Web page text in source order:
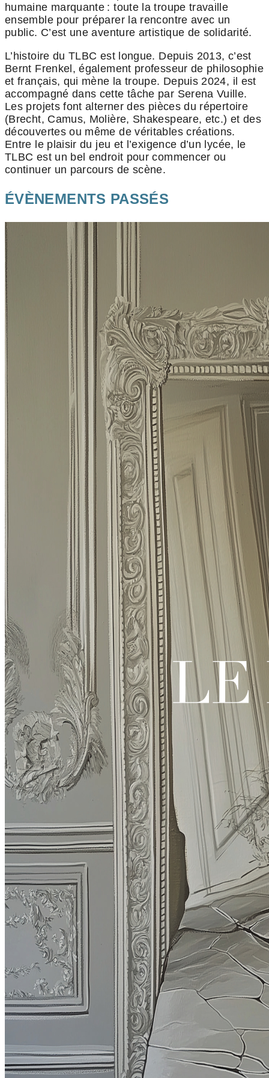
humaine marquante : toute la troupe travaille
ensemble pour préparer la rencontre avec un
public. C’est une aventure artistique de solidarité.
L’histoire du TLBC est longue. Depuis 2013, c’est
Bernt Frenkel, également professeur de philosophie
et français, qui mène la troupe. Depuis 2024, il est
accompagné dans cette tâche par Serena Vuille.
Les projets font alterner des pièces du répertoire
(Brecht, Camus, Molière, Shakespeare, etc.) et des
découvertes ou même de véritables créations.
Entre le plaisir du jeu et l’exigence d’un lycée, le
TLBC est un bel endroit pour commencer ou
continuer un parcours de scène.
ÉVÈNEMENTS PASSÉS